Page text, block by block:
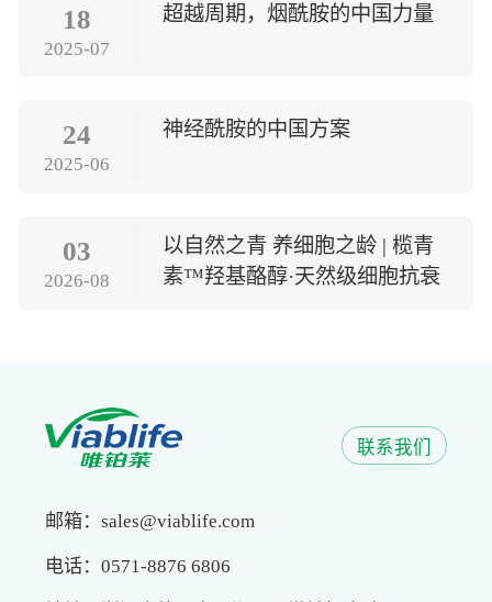
18
2025-07
超越周期，烟酰胺的中国力量
24
2025-06
神经酰胺的中国方案
03
2026-08
以自然之青 养细胞之龄 | 榄青
素™羟基酪醇·天然级细胞抗衰
联系我们
邮箱：sales@viablife.com
电话：0571-8876 6806